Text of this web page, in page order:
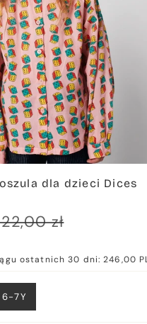
dla dzieci Dices
zł
ostatnich 30 dni:246,00
6-7Y
WARIANT